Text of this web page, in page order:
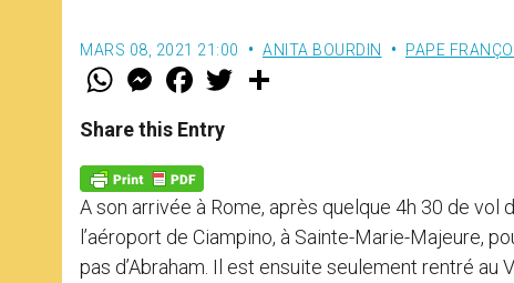
MARS 08, 2021 21:00 ANITA BOURDIN PAPE
W
t
s
A
p
p
M
e
s
e
n
g
e
r
F
a
e
b
o
k
w
Share this Entry
A son arrivée à Rome, après quelque 4h 30 de
l’aéroport de Ciampino, à Sainte-Marie-Majeure,
pas d’Abraham. Il est ensuite seulement rentré au